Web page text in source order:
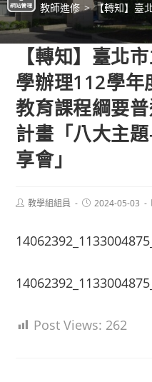
> 教師進修 > 【轉知】臺
【轉知】臺北
學辦理112學年
教育課程綱要
計畫「八大主
享會」
Post教學組組員
Post2024-05-03
Post Views: 262